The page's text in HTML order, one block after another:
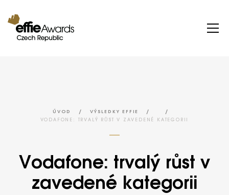
ÚVOD / VÝSLEDKY EFFIE / /
VODAFONE: TRVALÝ RŮST V ZAVEDENÉ KATEGORII
Vodafone: trvalý růst v
zavedené kategorii